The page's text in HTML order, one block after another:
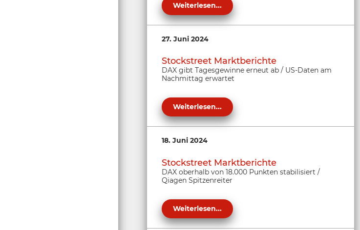
Weiterlesen...
27. Juni 2024
Stockstreet Marktberichte
DAX gibt Tagesgewinne erneut ab / US-Daten am
Nachmittag erwartet
Weiterlesen...
18. Juni 2024
Stockstreet Marktberichte
DAX oberhalb von 18.000 Punkten stabilisiert /
Qiagen Spitzenreiter
Weiterlesen...